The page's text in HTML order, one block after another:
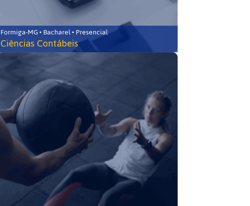
Formiga-MG • Bacharel • Presencial
Ciências Contábeis